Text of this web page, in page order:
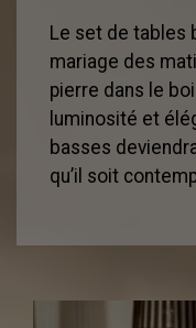
Le set de tables
mariage des
pierre dans le
luminosité et
basses
qu’il soit